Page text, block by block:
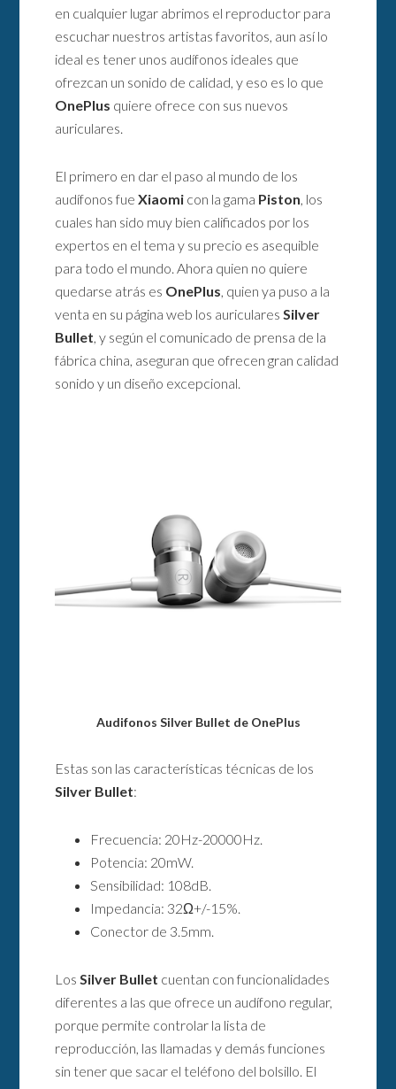
en cualquier lugar abrimos el reproductor para
escuchar nuestros artistas favoritos, aun así lo
ideal es tener unos audífonos ideales que
ofrezcan un sonido de calidad, y eso es lo que
OnePlus quiere ofrece con sus nuevos
auriculares.
El primero en dar el paso al mundo de los
audífonos fueXiaomi con la gama Piston, los
cuales han sido muy bien calificados por los
expertos en el tema y su precio es asequible
para todo el mundo. Ahora quien no quiere
quedarse atrás es OnePlus, quien ya puso a la
venta en su página web los auricularesSilver
Bullet, y según el comunicado de prensa de la
fábrica china, aseguran que ofrecen gran calidad
sonido y un diseño excepcional.
Audifonos Silver Bullet de OnePlus
Estas son las características técnicas de los
Silver Bullet:
Frecuencia: 20Hz-20000Hz.
Potencia: 20mW.
Sensibilidad: 108dB.
Impedancia: 32Ω+/-15%.
Conector de 3.5mm.
Los Silver Bullet cuentan con funcionalidades
diferentes a las que ofrece un audífono regular,
porque permite controlar la lista de
reproducción, las llamadas y demás funciones
sin tener que sacar el teléfono del bolsillo. El